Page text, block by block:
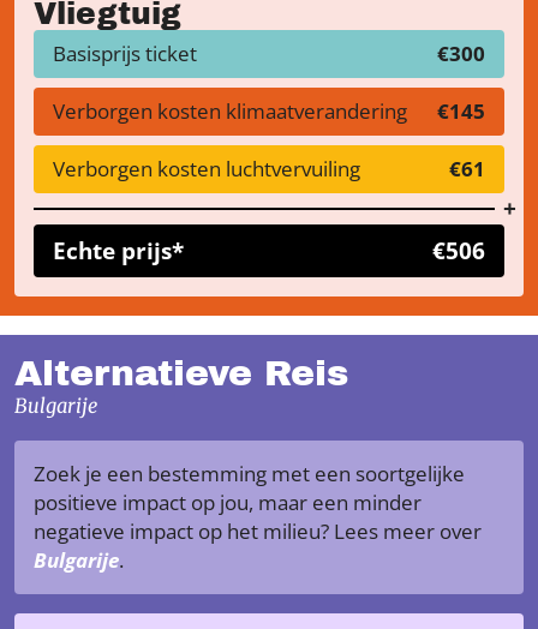
Vliegtuig
Basisprijs ticket €300
Verborgen kosten klimaatverandering €145
Verborgen kosten luchtvervuiling €61
Echte prijs* €506
Alternatieve Reis
Bulgarije
Zoek je een bestemming met een soortgelijke
positieve impact op jou, maar een minder
negatieve impact op het milieu? Lees meer over
Bulgarije.